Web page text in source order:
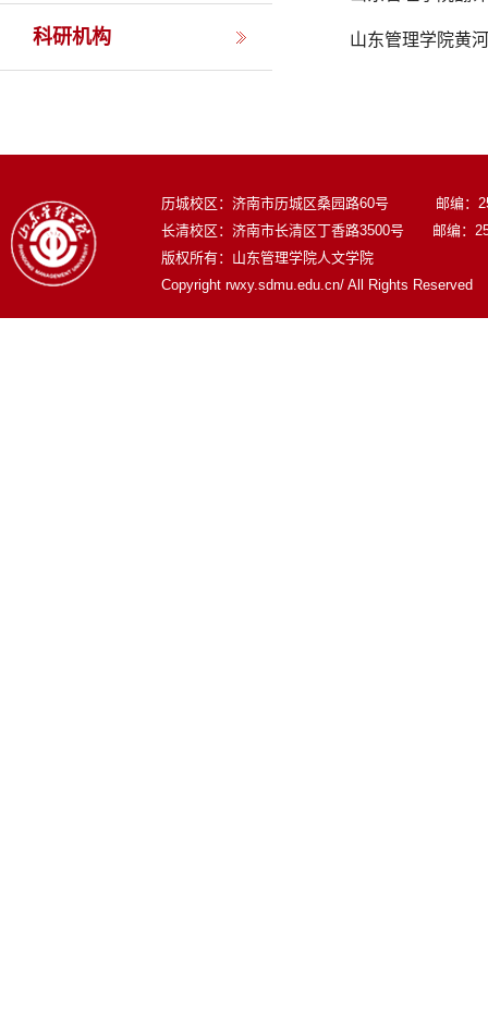
科研机构 山东管理学院黄
历城校区：济南市历城区桑园路60号 邮编：
长清校区：济南市长清区丁香路3500号 邮编：
版权所有：山东管理学院人文学院
Copyright rwxy.sdmu.edu.cn/ All Rights Reserved